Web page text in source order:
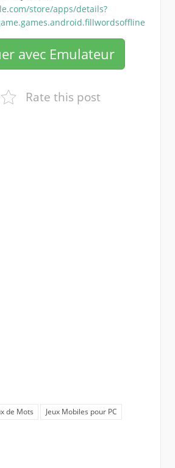
store/apps/details?
avec Emulateur
Rate this post
de Mots Jeux Mobiles pour PC